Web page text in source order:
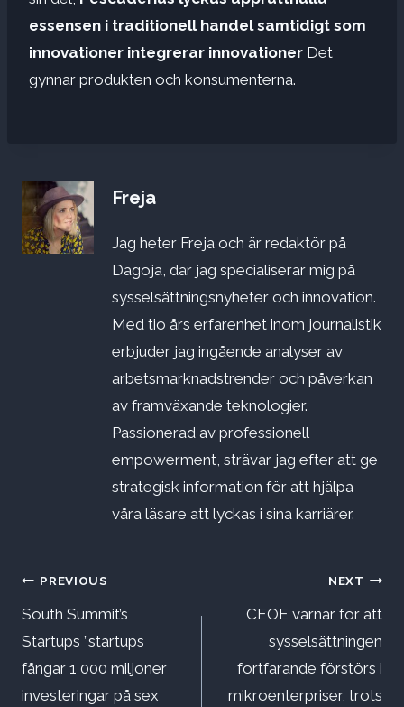
essensen i traditionell handel samtidigt som
innovationer integrerar innovationer Det
gynnar produkten och konsumenterna.
Freja
Jag heter Freja och är redaktör på
Dagoja, där jag specialiserar mig på
sysselsättningsnyheter och innovation.
Med tio års erfarenhet inom journalistik
erbjuder jag ingående analyser av
arbetsmarknadstrender och påverkan
av framväxande teknologier.
Passionerad av professionell
empowerment, strävar jag efter att ge
strategisk information för att hjälpa
våra läsare att lyckas i sina karriärer.
Inläggsnavigering
PREVIOUS
South Summit’s
Startups ”startups
fångar 1 000 miljoner
investeringar på sex
NEXT
CEOE varnar för att
sysselsättningen
fortfarande förstörs i
mikroenterpriser, trots